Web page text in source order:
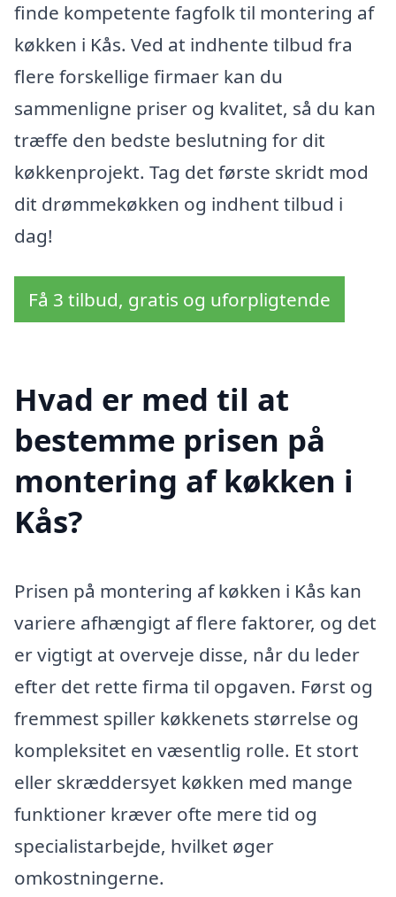
finde kompetente fagfolk til montering af
køkken i Kås. Ved at indhente tilbud fra
flere forskellige firmaer kan du
sammenligne priser og kvalitet, så du kan
træffe den bedste beslutning for dit
køkkenprojekt. Tag det første skridt mod
dit drømmekøkken og indhent tilbud i
dag!
Få 3 tilbud, gratis og uforpligtende
Hvad er med til at
bestemme prisen på
montering af køkken i
Kås?
Prisen på montering af køkken i Kås kan
variere afhængigt af flere faktorer, og det
er vigtigt at overveje disse, når du leder
efter det rette firma til opgaven. Først og
fremmest spiller køkkenets størrelse og
kompleksitet en væsentlig rolle. Et stort
eller skræddersyet køkken med mange
funktioner kræver ofte mere tid og
specialistarbejde, hvilket øger
omkostningerne.